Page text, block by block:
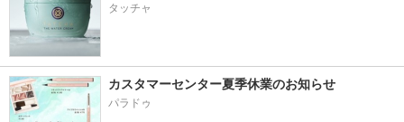
タッチャ
カスタマーセンター夏季休業のお知らせ
パラドゥ